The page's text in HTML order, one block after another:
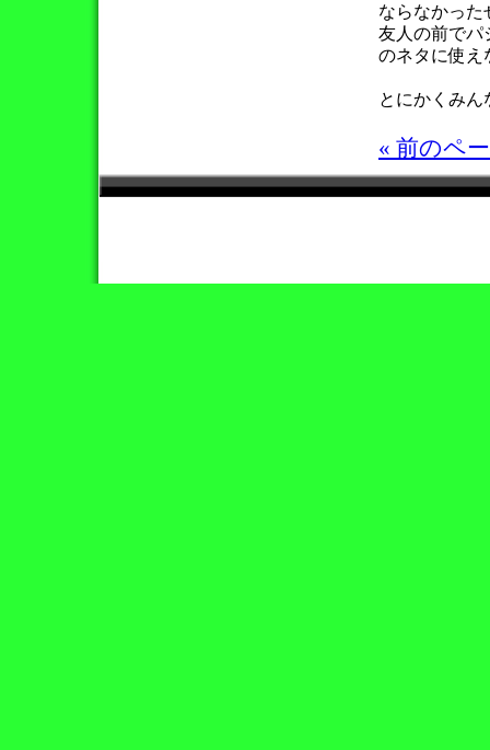
ならなかった
友人の前でパ
のネタに使え
とにかくみん
« 前のペ